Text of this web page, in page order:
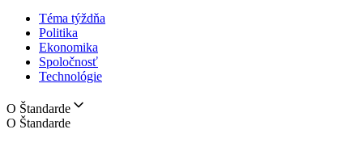
Téma týždňa
Politika
Ekonomika
Spoločnosť
Technológie
O Štandarde
O Štandarde